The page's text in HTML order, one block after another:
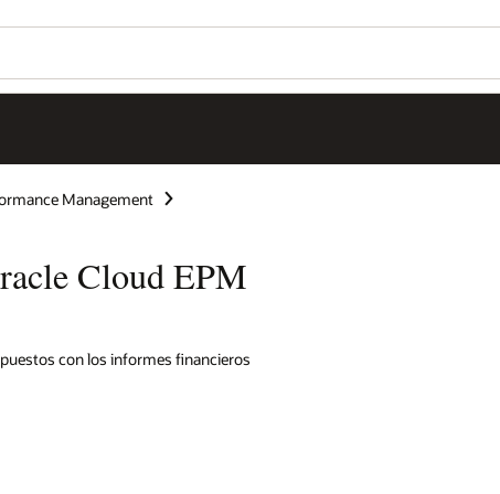
Management
Cloud EPM
con los informes financieros